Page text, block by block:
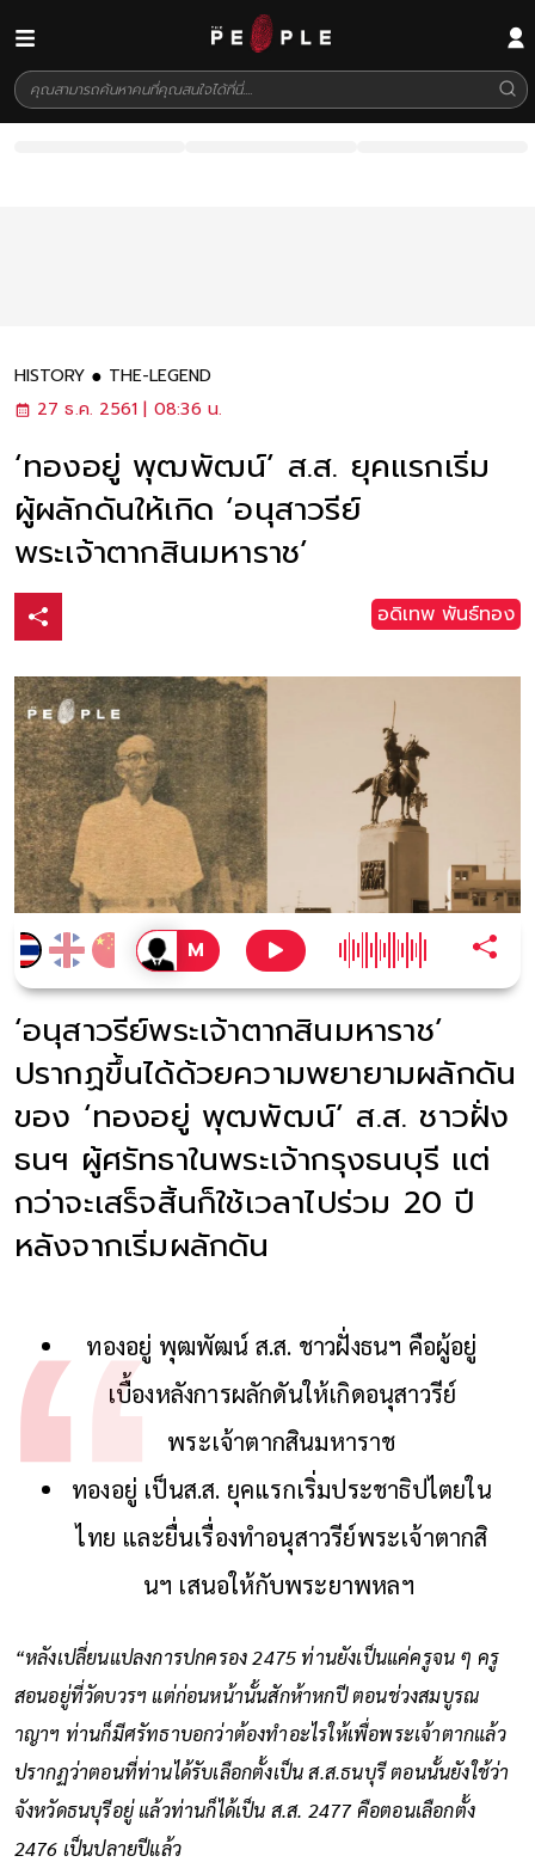
HISTORY
THE-LEGEND
27 ธ.ค. 2561 | 08:36 น.
‘ทองอยู่ พุฒพัฒน์’ ส.ส. ยุคแรกเริ่ม
ผู้ผลักดันให้เกิด ‘อนุสาวรีย์
พระเจ้าตากสินมหาราช’
อดิเทพ พันธ์ทอง
‘อนุสาวรีย์พระเจ้าตากสินมหาราช’
ปรากฏขึ้นได้ด้วยความพยายามผลักดัน
ของ ‘ทองอยู่ พุฒพัฒน์’ ส.ส. ชาวฝั่ง
ธนฯ ผู้ศรัทธาในพระเจ้ากรุงธนบุรี แต่
กว่าจะเสร็จสิ้นก็ใช้เวลาไปร่วม 20 ปี
หลังจากเริ่มผลักดัน
ทองอยู่ พุฒพัฒน์ ส.ส. ชาวฝั่งธนฯ คือผู้อยู่
เบื้องหลังการผลักดันให้เกิดอนุสาวรีย์
พระเจ้าตากสินมหาราช
ทองอยู่ เป็นส.ส. ยุคแรกเริ่มประชาธิปไตยใน
ไทย และยื่นเรื่องทำอนุสาวรีย์พระเจ้าตากสิ
นฯ เสนอให้กับพระยาพหลฯ
“หลังเปลี่ยนแปลงการปกครอง 2475 ท่านยังเป็นแค่ครูจน ๆ ครู
สอนอยู่ที่วัดบวรฯ แต่ก่อนหน้านั้นสักห้าหกปี ตอนช่วงสมบูรณ
าญาฯ ท่านก็มีศรัทธาบอกว่าต้องทำอะไรให้เพื่อพระเจ้าตากแล้ว
ปรากฏว่าตอนที่ท่านได้รับเลือกตั้งเป็น ส.ส.ธนบุรี ตอนนั้นยังใช้ว่า
จังหวัดธนบุรีอยู่ แล้วท่านก็ได้เป็น ส.ส. 2477 คือตอนเลือกตั้ง
2476 เป็นปลายปีแล้ว